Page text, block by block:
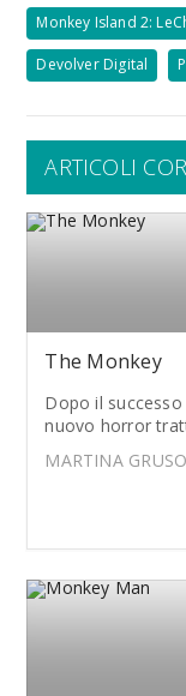
Monkey Island 2:
Devolver Digital
ARTICOLI
The Monkey
Dopo il
nuovo horror
MARTINA